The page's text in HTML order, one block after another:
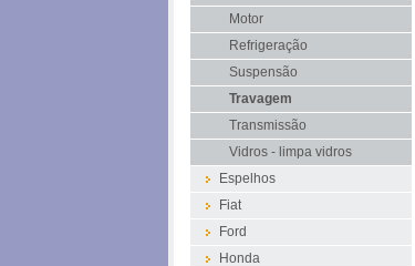
Motor
Refrigeração
Suspensão
Travagem
Transmissão
Vidros - limpa vidros
Espelhos
Fiat
Ford
Honda